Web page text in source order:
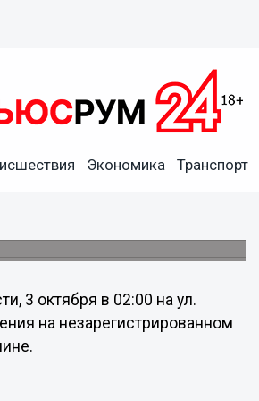
Экономика Транспорт
машине
3 октября в 02:00 на ул.
на незарегистрированном